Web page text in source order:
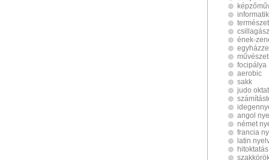
ének-
focipálya
aerobic
sakk
judo
angol
német
francia
latin
hitoktatás